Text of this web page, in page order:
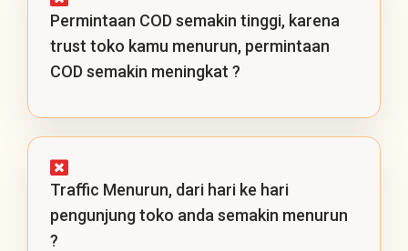
Permintaan COD semakin tinggi, karena
trust toko kamu menurun, permintaan
COD semakin meningkat ?
Traffic Menurun, dari hari ke hari
pengunjung toko anda semakin menurun
?